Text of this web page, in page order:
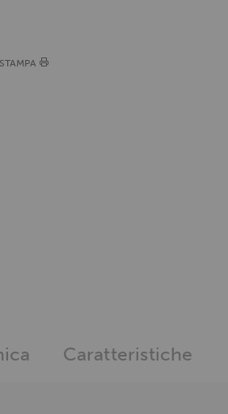
STAMPA
Caratteristiche